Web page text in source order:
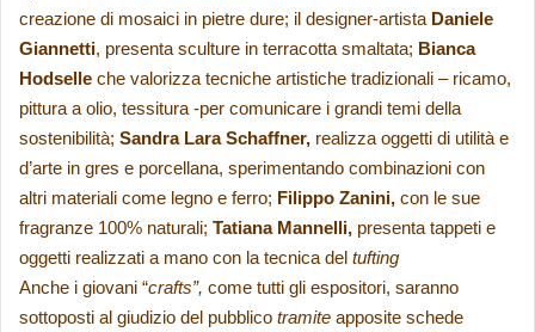
creazione di mosaici in pietre dure; il designer-artista Daniele
Giannetti, presenta sculture in terracotta smaltata; Bianca
Hodselle che valorizza tecniche artistiche tradizionali – ricamo,
pittura a olio, tessitura -per comunicare i grandi temi della
sostenibilità; Sandra Lara Schaffner, realizza oggetti di utilità e
d’arte in gres e porcellana, sperimentando combinazioni con
altri materiali come legno e ferro; Filippo Zanini, con le sue
fragranze 100% naturali; Tatiana Mannelli, presenta tappeti e
oggetti realizzati a mano con la tecnica del tufting
Anche i giovani “crafts”, come tutti gli espositori, saranno
sottoposti al giudizio del pubblico tramite apposite schede